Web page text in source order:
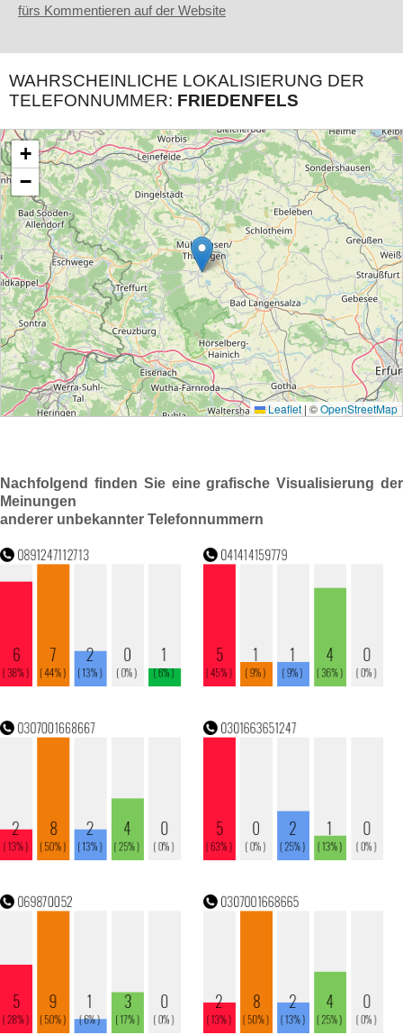
fürs Kommentieren auf der Website
WAHRSCHEINLICHE LOKALISIERUNG DER
TELEFONNUMMER: FRIEDENFELS
Nachfolgend finden Sie eine grafische Visualisierung der
Meinungen
anderer unbekannter Telefonnummern